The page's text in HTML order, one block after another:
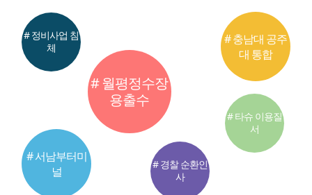
# 월평정수장
용출수
# 서남부터미
널
# 충남대 공주
대 통합
# 정비사업 침
체
# 경찰 순환인
사
# 타슈 이용질
서